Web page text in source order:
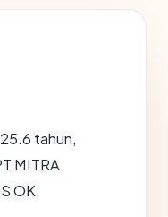
tahun,
MITRA
OK.